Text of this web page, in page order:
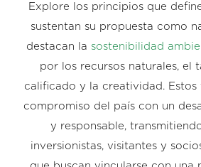
Explore los principios que
sustentan su propuesta como
destacan la sostenibilidad
por los recursos naturales, el
calificado y la creatividad. Estos
compromiso del país con un
y responsable,
inversionistas, visitantes y